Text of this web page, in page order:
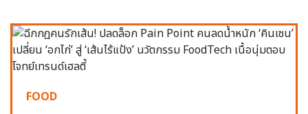
FOOD